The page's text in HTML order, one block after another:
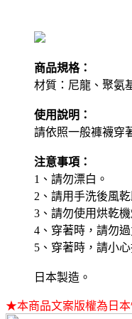
商品規格：
材質：尼龍、聚氨
使用說明：
請依照一般褲襪穿
注意事項：
1、請勿漂白。
2、請用手洗後風乾
3、請勿使用烘乾機
4、穿著時，請勿
5、穿著時，請小
日本製造。
★本商品文案版權為日